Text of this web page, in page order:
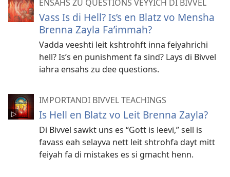
ENSAHS ZU QUESTIONS VEYYICH DI BIVVEL
Vass Is di Hell? Is’s en Blatz vo Mensha
Brenna Zayla Fa’immah?
Vadda veeshti leit kshtrohft inna feiyahrichi
hell? Is’s en punishment fa sind? Lays di Bivvel
iahra ensahs zu dee questions.
IMPORTANDI BIVVEL TEACHINGS
Is Hell en Blatz vo Leit Brenna Zayla?
Di Bivvel sawkt uns es “Gott is leevi,” sell is
favass eah selayva nett leit shtrohfa dayt mitt
feiyah fa di mistakes es si gmacht henn.